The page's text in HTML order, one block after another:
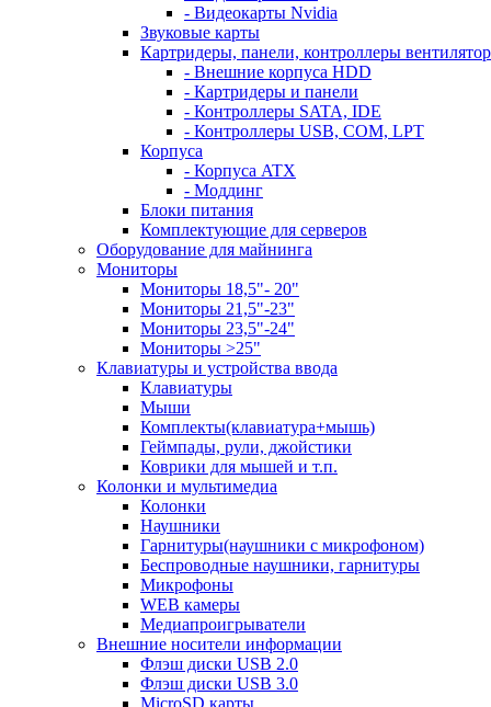
- Видеокарты Nvidia
Звуковые карты
Картридеры, панели, контроллеры
- Внешние корпуса HDD
- Картридеры и панели
- Контроллеры SATA, IDE
- Контроллеры USB, COM, LPT
Корпуса
- Корпуса ATX
- Моддинг
Блоки питания
Комплектующие для серверов
Оборудование для майнинга
Мониторы
Мониторы 18,5"- 20"
Мониторы 21,5"-23"
Мониторы 23,5"-24"
Мониторы >25"
Клавиатуры и устройства ввода
Клавиатуры
Мыши
Комплекты(клавиатура+мышь)
Геймпады, рули, джойстики
Коврики для мышей и т.п.
Колонки и мультимедиа
Колонки
Наушники
Гарнитуры(наушники с микрофоном)
Беспроводные наушники, гарнитуры
Микрофоны
WEB камеры
Медиапроигрыватели
Внешние носители информации
Флэш диски USB 2.0
Флэш диски USB 3.0
MicroSD карты